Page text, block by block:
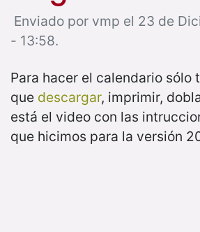
Enviado por vmp el 23 de
- 13:58.
Para hacer el calendario sólo
que descargar, imprimir,
está el video con las
que hicimos para la versión